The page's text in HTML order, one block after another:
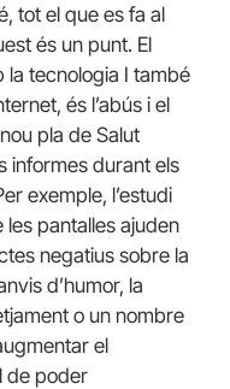
tot el que es fa al
és un punt. El
la tecnologia I també
és l’abús i el
pla de Salut
informes durant els
exemple, l’estudi
les pantalles ajuden
negatius sobre la
d’humor, la
o un nombre
el
de poder